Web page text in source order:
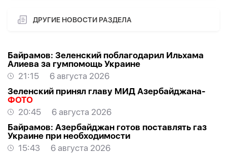
ДРУГИЕ НОВОСТИ РАЗДЕЛА
Байрамов: Зеленский поблагодарил Ильхама
Алиева за гумпомощь Украине
21:15
6 августа 2026
Зеленский принял главу МИД Азербайджана-
ФОТО
20:45
6 августа 2026
Байрамов: Азербайджан готов поставлять газ
Украине при необходимости
15:43
6 августа 2026